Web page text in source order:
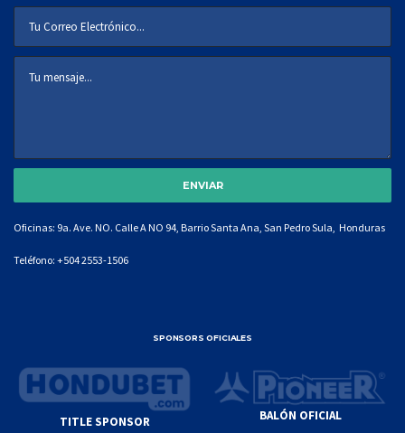
Oficinas: 9a. Ave. NO. Calle A NO 94, Barrio Santa Ana, San Pedro Sula, Honduras
Teléfono: +504 2553-1506
SPONSORS OFICIALES
TITLE SPONSOR BALÓN OFICIAL